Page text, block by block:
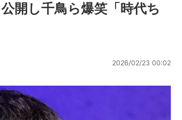
開し千鳥ら爆笑「時代ち
2026/02/23 00:02